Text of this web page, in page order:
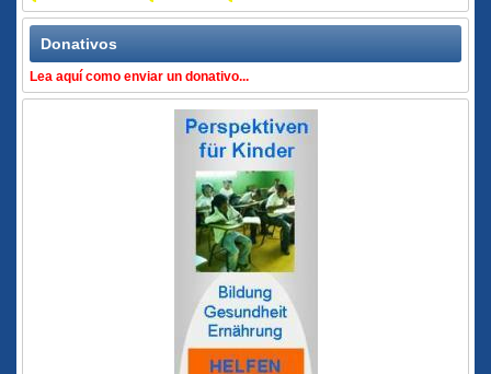
Donativos
Lea aquí como enviar un donativo...